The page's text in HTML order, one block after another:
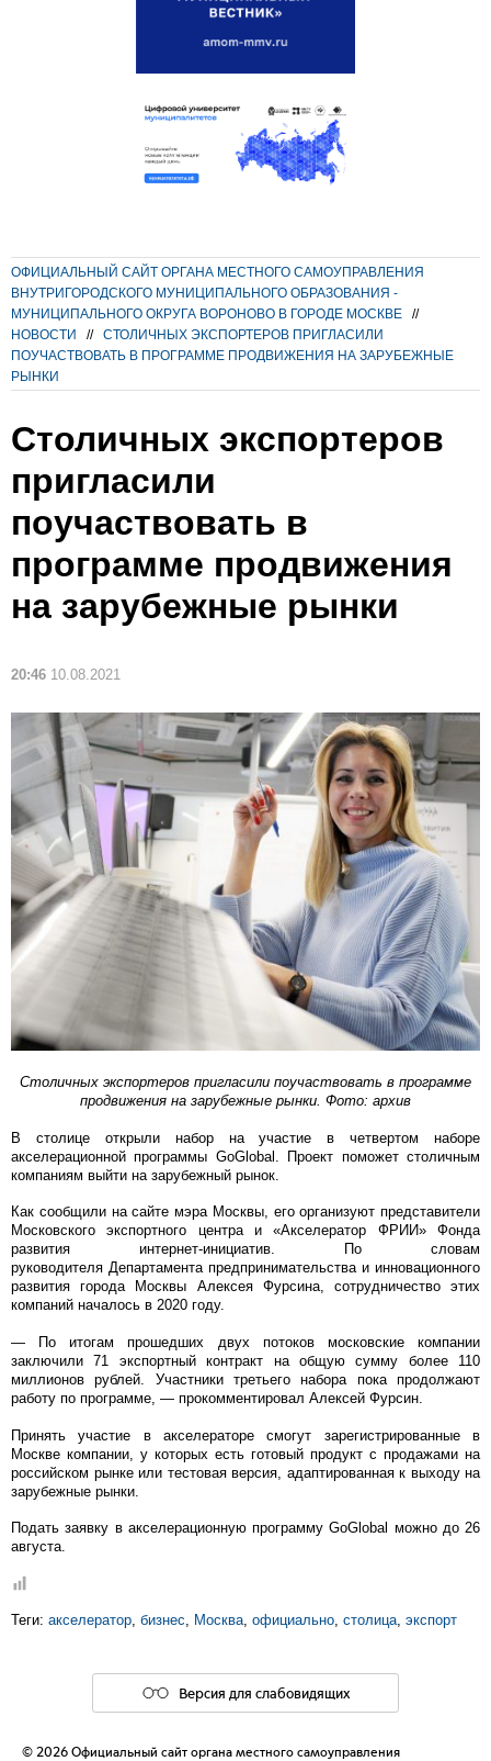
ОФИЦИАЛЬНЫЙ САЙТ ОРГАНА МЕСТНОГО САМОУПРАВЛЕНИЯ
ВНУТРИГОРОДСКОГО МУНИЦИПАЛЬНОГО ОБРАЗОВАНИЯ -
МУНИЦИПАЛЬНОГО ОКРУГА ВОРОНОВО В ГОРОДЕ МОСКВЕ
//
НОВОСТИ
//
СТОЛИЧНЫХ ЭКСПОРТЕРОВ ПРИГЛАСИЛИ
ПОУЧАСТВОВАТЬ В ПРОГРАММЕ ПРОДВИЖЕНИЯ НА ЗАРУБЕЖНЫЕ
РЫНКИ
Столичных экспортеров
пригласили
поучаствовать в
программе продвижения
на зарубежные рынки
20:46 10.08.2021
Столичных экспортеров пригласили поучаствовать в программе
продвижения на зарубежные рынки. Фото: архив
В столице открыли набор на участие в четвертом наборе
акселерационной программы GoGlobal. Проект поможет столичным
компаниям выйти на зарубежный рынок.
Как сообщили на сайте мэра Москвы, его организуют представители
Московского экспортного центра и «Акселератор ФРИИ» Фонда
развития интернет-инициатив. По словам
руководителя Департамента предпринимательства и инновационного
развития города Москвы Алексея Фурсина, сотрудничество этих
компаний началось в 2020 году.
― По итогам прошедших двух потоков московские компании
заключили 71 экспортный контракт на общую сумму более 110
миллионов рублей. Участники третьего набора пока продолжают
работу по программе, ― прокомментировал Алексей Фурсин.
Принять участие в акселераторе смогут зарегистрированные в
Москве компании, у которых есть готовый продукт с продажами на
российском рынке или тестовая версия, адаптированная к выходу на
зарубежные рынки.
Подать заявку в акселерационную программу GoGlobal можно до 26
августа.
Теги: акселератор бизнес Москва официально столица экспорт
Версия для слабовидящих
© 2026 Официальный сайт органа местного самоуправления